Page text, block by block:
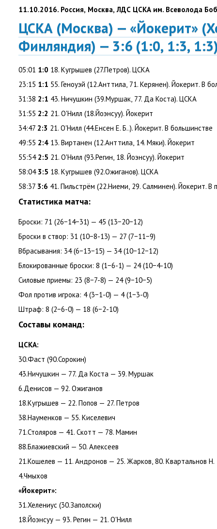
11.10.2016. Россия, Москва, ЛДС ЦСКА им. Всеволода
ЦСКА (Москва) — «Йокерит» (
Финляндия) — 3:6 (1:0, 1:3, 1:3
05:01 1:0 18. Кугрышев (27.Петров). ЦСКА
23:15 1:1 55. Геноуэй (12.Анттила, 71. Керянен). Йокерит. В
31:38 2:1 43. Ничушкин (39.Муршак, 77. Да Коста). ЦСКА
31:55 2:2 21. О'Нилл (18.Йоэнсуу). Йокерит
34:47 2:3 21. О'Нилл (44.Енсен Е. Б..). Йокерит. В большинстве
49:55 2:4 13. Виртанен (12.Анттила, 14. Мяки). Йокерит
55:54 2:5 21. О'Нилл (93.Регин, 18. Йоэнсуу). Йокерит
58:04 3:5 18. Кугрышев (92.Ожиганов). ЦСКА
58:37 3:6 41. Пильстрём (22.Ниеми, 29. Салминен). Йокерит. В
Статистика матча:
Броски: 71 (26−14−31) — 45 (13−20−12)
Броски в створ: 31 (10−8-13) — 27 (7−11−9)
Вбрасывания: 34 (6−13−15) — 34 (10−12−12)
Блокированные броски: 8 (1−6-1) — 24 (10−4-10)
Силовые приемы: 23 (8−7-8) — 24 (9−10−5)
Фол против игрока: 4 (3−1-0) — 4 (1−3-0)
Штраф: 8 (2−6-0) — 18 (6−2-10)
Составы команд:
ЦСКА:
30.Фаст (90.Сорокин)
43.Ничушкин — 77. Да Коста — 39. Муршак
6.Денисов — 92. Ожиганов
18.Кугрышев — 22. Попов — 27. Петров
38.Науменков — 55. Киселевич
71.Столяров — 41. Скотт — 78. Мамин
88.Блажиевский — 50. Алексеев
21.Кошелев — 11. Андронов — 25. Жарков, 80. Квартальнов Н.
4.Чмыхов
«Йокерит»:
31.Хелениус (30.Заполски)
18.Йоэнсуу — 93. Регин — 21. О'Нилл